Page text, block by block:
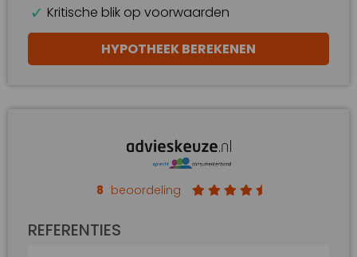
Kritische blik op voorwaarden
HYPOTHEEK BEREKENEN
8 beoordeling
REFERENTIES